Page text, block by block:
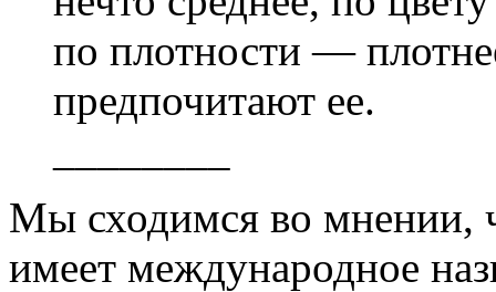
по плотности —
предпочитают ее.
Мы сходимся во мнении,
имеет международное